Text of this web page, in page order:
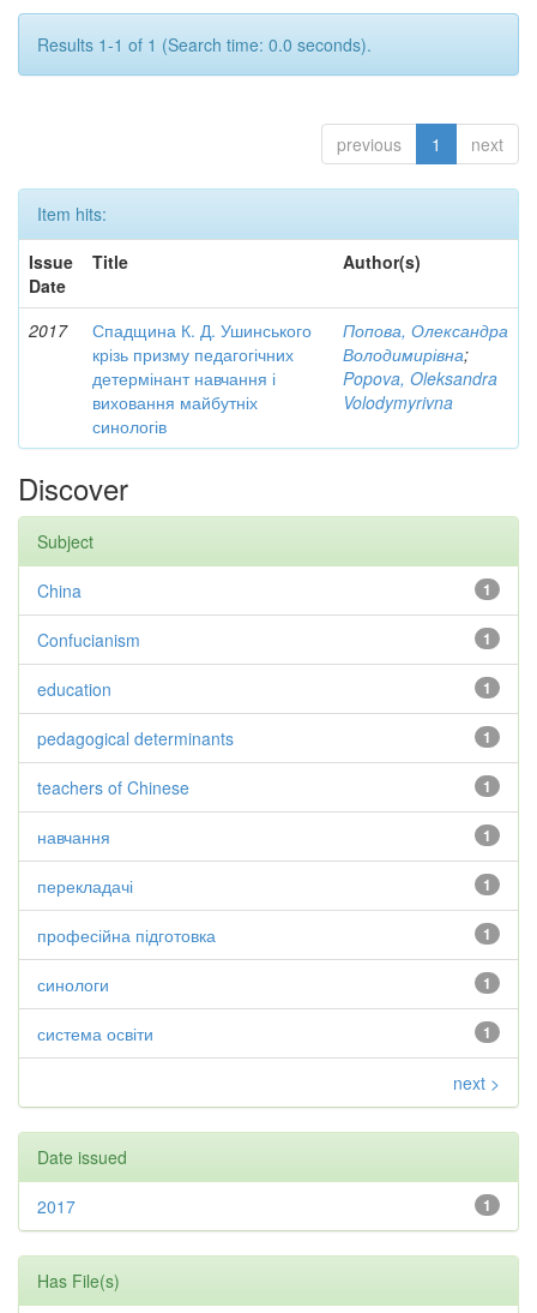
Results 1-1 of 1 (Search time: 0.0 seconds).
previous 1 next
Item hits:
Issue
Date
Title Author(s)
2017
Спадщина К. Д. Ушинського
крізь призму педагогічних
детермінант навчання і
виховання майбутніх
синологів
Попова, Олександра
Володимирівна;
Popova, Oleksandra
Volodymyrivna
Discover
Subject
1
China
1
Confucianism
1
education
1
pedagogical determinants
1
teachers of Chinese
1
навчання
1
перекладачі
1
професійна підготовка
1
синологи
1
система освіти
next >
Date issued
1
2017
Has File(s)